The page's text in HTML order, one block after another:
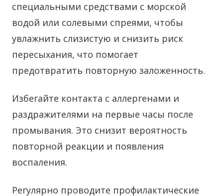
специальными средствами с морской
водой или солевыми спреями, чтобы
увлажнить слизистую и снизить риск
пересыхания, что помогает
предотвратить повторную заложенность.
Избегайте контакта с аллергенами и
раздражителями на первые часы после
промывания. Это снизит вероятность
повторной реакции и появления
воспаления.
Регулярно проводите профилактические